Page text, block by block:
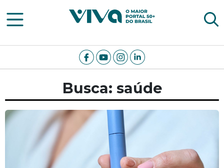
Viva Notícias
Busca: saúde